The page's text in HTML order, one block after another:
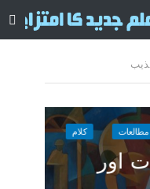
مطالعات کلام
اور